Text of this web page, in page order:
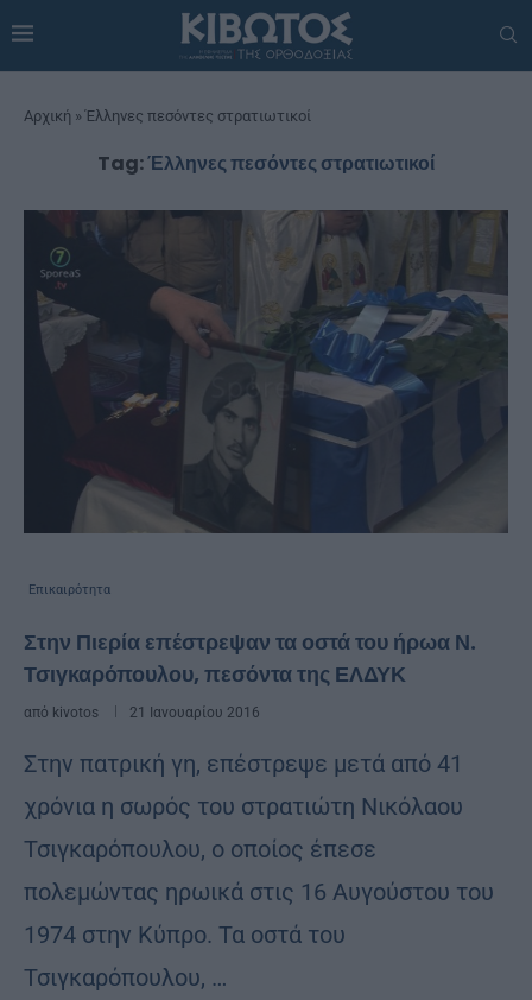
Αρχική »Έλληνες πεσόντες στρατιωτικοί
Tag:Έλληνες πεσόντες στρατιωτικοί
Επικαιρότητα
Στην Πιερία επέστρεψαν τα οστά του ήρωα Ν.
Τσιγκαρόπουλου, πεσόντα της ΕΛΔΥΚ
από kivotos 21 Ιανουαρίου 2016
Στην πατρική γη, επέστρεψε μετά από 41
χρόνια η σωρός του στρατιώτη Νικόλαου
Τσιγκαρόπουλου, ο οποίος έπεσε
πολεμώντας ηρωικά στις 16 Αυγούστου του
1974 στην Κύπρο. Τα οστά του
Τσιγκαρόπουλου, …